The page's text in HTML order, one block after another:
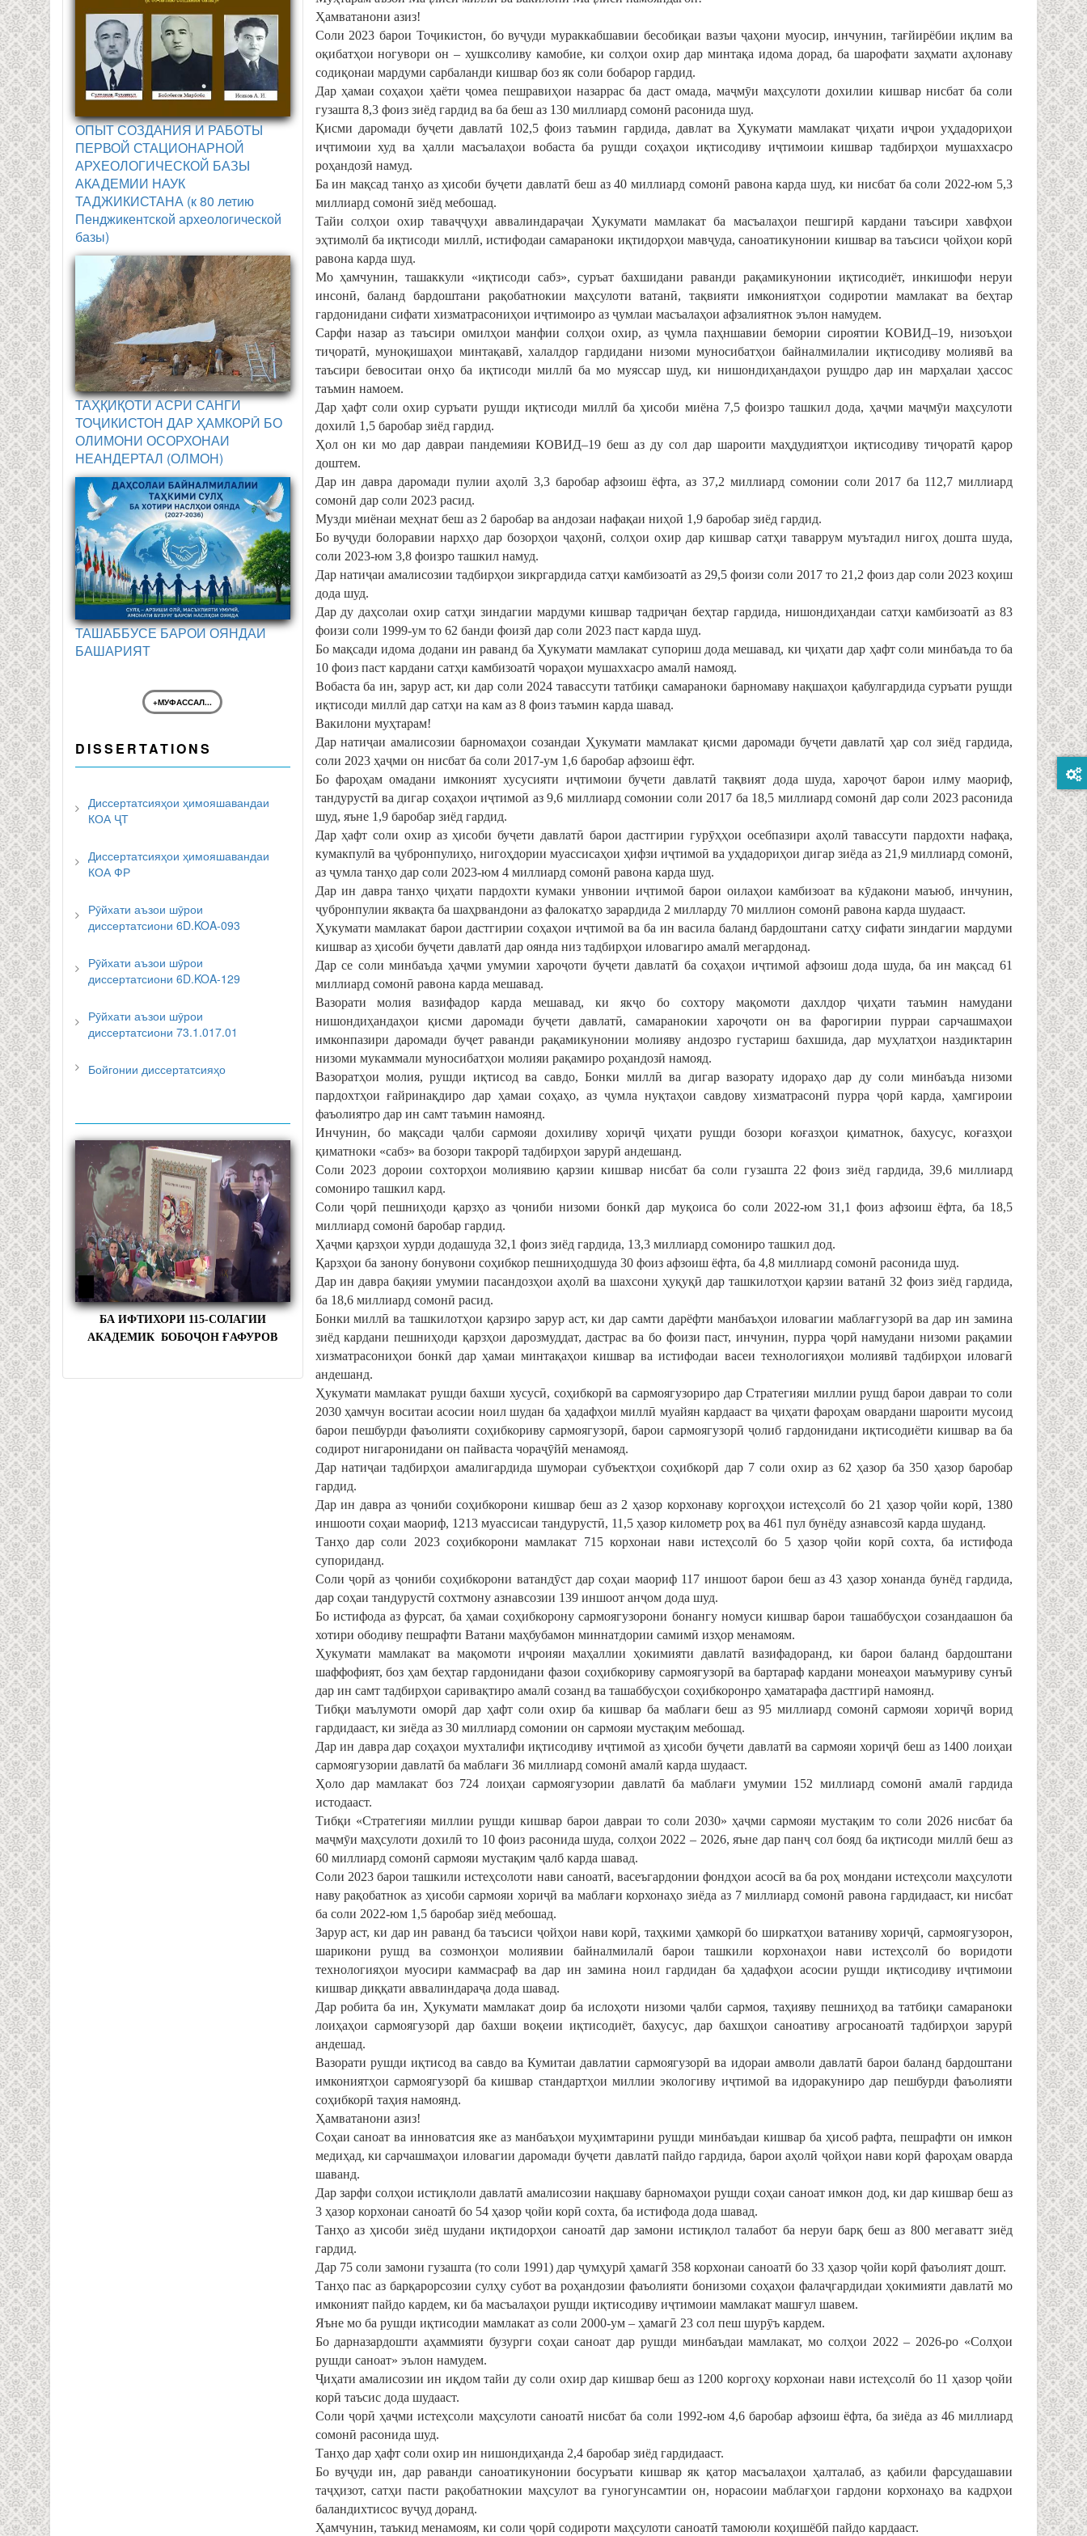
Ҳамватанони азиз!
Соли 2023 барои Тоҷикистон, бо вуҷуди мураккабшавии бесобиқаи вазъи ҷаҳони муосир, инчунин, тағйирёбии иқлим ва
оқибатҳои ногувори он – хушксоливу камобие, ки солҳои охир дар минтақа идома дорад, ба шарофати заҳмати аҳлонаву
содиқонаи мардуми сарбаланди кишвар боз як соли бобарор гардид.
Дар ҳамаи соҳаҳои ҳаёти ҷомеа пешравиҳои назаррас ба даст омада, маҷмӯи маҳсулоти дохилии кишвар нисбат ба соли
гузашта 8,3 фоиз зиёд гардид ва ба беш аз 130 миллиард сомонӣ расонида шуд.
Қисми даромади буҷети давлатӣ 102,5 фоиз таъмин гардида, давлат ва Ҳукумати мамлакат ҷиҳати иҷрои уҳдадориҳои
иҷтимоии худ ва ҳалли масъалаҳои вобаста ба рушди соҳаҳои иқтисодиву иҷтимоии кишвар тадбирҳои мушаххасро
роҳандозӣ намуд.
Ба ин мақсад танҳо аз ҳисоби буҷети давлатӣ беш аз 40 миллиард сомонӣ равона карда шуд, ки нисбат ба соли 2022-юм 5,3
миллиард сомонӣ зиёд мебошад.
Тайи солҳои охир таваҷҷуҳи аввалиндараҷаи Ҳукумати мамлакат ба масъалаҳои пешгирӣ кардани таъсири хавфҳои
эҳтимолӣ ба иқтисоди миллӣ, истифодаи самараноки иқтидорҳои мавҷуда, саноатикунонии кишвар ва таъсиси ҷойҳои корӣ
равона карда шуд.
Мо ҳамчунин, ташаккули «иқтисоди сабз», суръат бахшидани раванди рақамикунонии иқтисодиёт, инкишофи неруи
инсонӣ, баланд бардоштани рақобатнокии маҳсулоти ватанӣ, тақвияти имкониятҳои содиротии мамлакат ва беҳтар
гардонидани сифати хизматрасониҳои иҷтимоиро аз ҷумлаи масъалаҳои афзалиятнок эълон намудем.
Сарфи назар аз таъсири омилҳои манфии солҳои охир, аз ҷумла паҳншавии бемории сироятии КОВИД–19, низоъҳои
тиҷоратӣ, муноқишаҳои минтақавӣ, халалдор гардидани низоми муносибатҳои байналмилалии иқтисодиву молиявӣ ва
таъсири бевоситаи онҳо ба иқтисоди миллӣ ба мо муяссар шуд, ки нишондиҳандаҳои рушдро дар ин марҳалаи ҳассос
таъмин намоем.
Дар ҳафт соли охир суръати рушди иқтисоди миллӣ ба ҳисоби миёна 7,5 фоизро ташкил дода, ҳаҷми маҷмӯи маҳсулоти
дохилӣ 1,5 баробар зиёд гардид.
Ҳол он ки мо дар давраи пандемияи КОВИД–19 беш аз ду сол дар шароити маҳдудиятҳои иқтисодиву тиҷоратӣ қарор
доштем.
Дар ин давра даромади пулии аҳолӣ 3,3 баробар афзоиш ёфта, аз 37,2 миллиард сомонии соли 2017 ба 112,7 миллиард
сомонӣ дар соли 2023 расид.
Музди миёнаи меҳнат беш аз 2 баробар ва андозаи нафақаи ниҳоӣ 1,9 баробар зиёд гардид.
Бо вуҷуди болоравии нархҳо дар бозорҳои ҷаҳонӣ, солҳои охир дар кишвар сатҳи таваррум муътадил нигоҳ дошта шуда,
соли 2023-юм 3,8 фоизро ташкил намуд.
Дар натиҷаи амалисозии тадбирҳои зикргардида сатҳи камбизоатӣ аз 29,5 фоизи соли 2017 то 21,2 фоиз дар соли 2023 коҳиш
дода шуд.
Дар ду даҳсолаи охир сатҳи зиндагии мардуми кишвар тадриҷан беҳтар гардида, нишондиҳандаи сатҳи камбизоатӣ аз 83
фоизи соли 1999-ум то 62 банди фоизӣ дар соли 2023 паст карда шуд.
Бо мақсади идома додани ин раванд ба Ҳукумати мамлакат супориш дода мешавад, ки ҷиҳати дар ҳафт соли минбаъда то ба
10 фоиз паст кардани сатҳи камбизоатӣ чораҳои мушаххасро амалӣ намояд.
Вобаста ба ин, зарур аст, ки дар соли 2024 тавассути татбиқи самараноки барномаву нақшаҳои қабулгардида суръати рушди
иқтисоди миллӣ дар сатҳи на кам аз 8 фоиз таъмин карда шавад.
Вакилони муҳтарам!
Дар натиҷаи амалисозии барномаҳои созандаи Ҳукумати мамлакат қисми даромади буҷети давлатӣ ҳар сол зиёд гардида,
соли 2023 ҳаҷми он нисбат ба соли 2017-ум 1,6 баробар афзоиш ёфт.
Бо фароҳам омадани имконият хусусияти иҷтимоии буҷети давлатӣ тақвият дода шуда, хароҷот барои илму маориф,
тандурустӣ ва дигар соҳаҳои иҷтимоӣ аз 9,6 миллиард сомонии соли 2017 ба 18,5 миллиард сомонӣ дар соли 2023 расонида
шуд, яъне 1,9 баробар зиёд гардид.
Дар ҳафт соли охир аз ҳисоби буҷети давлатӣ барои дастгирии гурӯҳҳои осебпазири аҳолӣ тавассути пардохти нафақа,
кумакпулӣ ва ҷубронпулиҳо, нигоҳдории муассисаҳои ҳифзи иҷтимоӣ ва уҳдадориҳои дигар зиёда аз 21,9 миллиард сомонӣ,
аз ҷумла танҳо дар соли 2023-юм 4 миллиард сомонӣ равона карда шуд.
Дар ин давра танҳо ҷиҳати пардохти кумаки унвонии иҷтимоӣ барои оилаҳои камбизоат ва кӯдакони маъюб, инчунин,
ҷубронпулии яквақта ба шаҳрвандони аз фалокатҳо зарардида 2 милларду 70 миллион сомонӣ равона карда шудааст.
Ҳукумати мамлакат барои дастгирии соҳаҳои иҷтимоӣ ва ба ин васила баланд бардоштани сатҳу сифати зиндагии мардуми
кишвар аз ҳисоби буҷети давлатӣ дар оянда низ тадбирҳои иловагиро амалӣ мегардонад.
Дар се соли минбаъда ҳаҷми умумии хароҷоти буҷети давлатӣ ба соҳаҳои иҷтимоӣ афзоиш дода шуда, ба ин мақсад 61
миллиард сомонӣ равона карда мешавад.
Вазорати молия вазифадор карда мешавад, ки якҷо бо сохтору мақомоти дахлдор ҷиҳати таъмин намудани
нишондиҳандаҳои қисми даромади буҷети давлатӣ, самаранокии хароҷоти он ва фарогирии пурраи сарчашмаҳои
имконпазири даромади буҷет раванди рақамикунонии молияву андозро густариш бахшида, дар муҳлатҳои наздиктарин
низоми мукаммали муносибатҳои молияи рақамиро роҳандозӣ намояд.
Вазоратҳои молия, рушди иқтисод ва савдо, Бонки миллӣ ва дигар вазорату идораҳо дар ду соли минбаъда низоми
пардохтҳои ғайринақдиро дар ҳамаи соҳаҳо, аз ҷумла нуқтаҳои савдову хизматрасонӣ пурра ҷорӣ карда, ҳамгироии
фаъолиятро дар ин самт таъмин намоянд.
Инчунин, бо мақсади ҷалби сармояи дохиливу хориҷӣ ҷиҳати рушди бозори коғазҳои қиматнок, бахусус, коғазҳои
қиматноки «сабз» ва бозори такрорӣ тадбирҳои зарурӣ андешанд.
Соли 2023 дороии сохторҳои молиявию қарзии кишвар нисбат ба соли гузашта 22 фоиз зиёд гардида, 39,6 миллиард
сомониро ташкил кард.
Соли ҷорӣ пешниҳоди қарзҳо аз ҷониби низоми бонкӣ дар муқоиса бо соли 2022-юм 31,1 фоиз афзоиш ёфта, ба 18,5
миллиард сомонӣ баробар гардид.
Ҳаҷми қарзҳои хурди додашуда 32,1 фоиз зиёд гардида, 13,3 миллиард сомониро ташкил дод.
Қарзҳои ба занону бонувони соҳибкор пешниҳодшуда 30 фоиз афзоиш ёфта, ба 4,8 миллиард сомонӣ расонида шуд.
Дар ин давра бақияи умумии пасандозҳои аҳолӣ ва шахсони ҳуқуқӣ дар ташкилотҳои қарзии ватанӣ 32 фоиз зиёд гардида,
ба 18,6 миллиард сомонӣ расид.
Бонки миллӣ ва ташкилотҳои қарзиро зарур аст, ки дар самти дарёфти манбаъҳои иловагии маблағгузорӣ ва дар ин замина
зиёд кардани пешниҳоди қарзҳои дарозмуддат, дастрас ва бо фоизи паст, инчунин, пурра ҷорӣ намудани низоми рақамии
хизматрасониҳои бонкӣ дар ҳамаи минтақаҳои кишвар ва истифодаи васеи технологияҳои молиявӣ тадбирҳои иловагӣ
андешанд.
Ҳукумати мамлакат рушди бахши хусусӣ, соҳибкорӣ ва сармоягузориро дар Стратегияи миллии рушд барои давраи то соли
2030 ҳамчун воситаи асосии ноил шудан ба ҳадафҳои миллӣ муайян кардааст ва ҷиҳати фароҳам овардани шароити мусоид
барои пешбурди фаъолияти соҳибкориву сармоягузорӣ, барои сармоягузорӣ ҷолиб гардонидани иқтисодиёти кишвар ва ба
содирот нигаронидани он пайваста чораҷӯйӣ менамояд.
Дар натиҷаи тадбирҳои амалигардида шумораи субъектҳои соҳибкорӣ дар 7 соли охир аз 62 ҳазор ба 350 ҳазор баробар
гардид.
Дар ин давра аз ҷониби соҳибкорони кишвар беш аз 2 ҳазор корхонаву коргоҳҳои истеҳсолӣ бо 21 ҳазор ҷойи корӣ, 1380
иншооти соҳаи маориф, 1213 муассисаи тандурустӣ, 11,5 ҳазор километр роҳ ва 461 пул бунёду азнавсозӣ карда шуданд.
Танҳо дар соли 2023 соҳибкорони мамлакат 715 корхонаи нави истеҳсолӣ бо 5 ҳазор ҷойи корӣ сохта, ба истифода
супориданд.
Соли ҷорӣ аз ҷониби соҳибкорони ватандӯст дар соҳаи маориф 117 иншоот барои беш аз 43 ҳазор хонанда бунёд гардида,
дар соҳаи тандурустӣ сохтмону азнавсозии 139 иншоот анҷом дода шуд.
Бо истифода аз фурсат, ба ҳамаи соҳибкорону сармоягузорони бонангу номуси кишвар барои ташаббусҳои созандаашон ба
хотири ободиву пешрафти Ватани маҳбубамон миннатдории самимӣ изҳор менамоям.
Ҳукумати мамлакат ва мақомоти иҷроияи маҳаллии ҳокимияти давлатӣ вазифадоранд, ки барои баланд бардоштани
шаффофият, боз ҳам беҳтар гардонидани фазои соҳибкориву сармоягузорӣ ва бартараф кардани монеаҳои маъмуриву сунъӣ
дар ин самт тадбирҳои саривақтиро амалӣ созанд ва ташаббусҳои соҳибкоронро ҳаматарафа дастгирӣ намоянд.
Тибқи маълумоти оморӣ дар ҳафт соли охир ба кишвар ба маблағи беш аз 95 миллиард сомонӣ сармояи хориҷӣ ворид
гардидааст, ки зиёда аз 30 миллиард сомонии он сармояи мустақим мебошад.
Дар ин давра дар соҳаҳои мухталифи иқтисодиву иҷтимоӣ аз ҳисоби буҷети давлатӣ ва сармояи хориҷӣ беш аз 1400 лоиҳаи
сармоягузории давлатӣ ба маблағи 36 миллиард сомонӣ амалӣ карда шудааст.
Ҳоло дар мамлакат боз 724 лоиҳаи сармоягузории давлатӣ ба маблағи умумии 152 миллиард сомонӣ амалӣ гардида
истодааст.
Тибқи «Стратегияи миллии рушди кишвар барои давраи то соли 2030» ҳаҷми сармояи мустақим то соли 2026 нисбат ба
маҷмӯи маҳсулоти дохилӣ то 10 фоиз расонида шуда, солҳои 2022 – 2026, яъне дар панҷ сол бояд ба иқтисоди миллӣ беш аз
60 миллиард сомонӣ сармояи мустақим ҷалб карда шавад.
Соли 2023 барои ташкили истеҳсолоти нави саноатӣ, васеъгардонии фондҳои асосӣ ва ба роҳ мондани истеҳсоли маҳсулоти
наву рақобатнок аз ҳисоби сармояи хориҷӣ ва маблағи корхонаҳо зиёда аз 7 миллиард сомонӣ равона гардидааст, ки нисбат
ба соли 2022-юм 1,5 баробар зиёд мебошад.
Зарур аст, ки дар ин раванд ба таъсиси ҷойҳои нави корӣ, таҳкими ҳамкорӣ бо ширкатҳои ватаниву хориҷӣ, сармоягузорон,
шарикони рушд ва созмонҳои молиявии байналмилалӣ барои ташкили корхонаҳои нави истеҳсолӣ бо воридоти
технологияҳои муосири каммасраф ва дар ин замина ноил гардидан ба ҳадафҳои асосии рушди иқтисодиву иҷтимоии
кишвар диққати аввалиндараҷа дода шавад.
Дар робита ба ин, Ҳукумати мамлакат доир ба ислоҳоти низоми ҷалби сармоя, таҳияву пешниҳод ва татбиқи самараноки
лоиҳаҳои сармоягузорӣ дар бахши воқеии иқтисодиёт, бахусус, дар бахшҳои саноативу агросаноатӣ тадбирҳои зарурӣ
андешад.
Вазорати рушди иқтисод ва савдо ва Кумитаи давлатии сармоягузорӣ ва идораи амволи давлатӣ барои баланд бардоштани
имкониятҳои сармоягузорӣ ба кишвар стандартҳои миллии экологиву иҷтимоӣ ва идоракуниро дар пешбурди фаъолияти
соҳибкорӣ таҳия намоянд.
Ҳамватанони азиз!
Соҳаи саноат ва инноватсия яке аз манбаъҳои муҳимтарини рушди минбаъдаи кишвар ба ҳисоб рафта, пешрафти он имкон
медиҳад, ки сарчашмаҳои иловагии даромади буҷети давлатӣ пайдо гардида, барои аҳолӣ ҷойҳои нави корӣ фароҳам оварда
шаванд.
Дар зарфи солҳои истиқлоли давлатӣ амалисозии нақшаву барномаҳои рушди соҳаи саноат имкон дод, ки дар кишвар беш аз
3 ҳазор корхонаи саноатӣ бо 54 ҳазор ҷойи корӣ сохта, ба истифода дода шавад.
Танҳо аз ҳисоби зиёд шудани иқтидорҳои саноатӣ дар замони истиқлол талабот ба неруи барқ беш аз 800 мегаватт зиёд
гардид.
Дар 75 соли замони гузашта (то соли 1991) дар ҷумҳурӣ ҳамагӣ 358 корхонаи саноатӣ бо 33 ҳазор ҷойи корӣ фаъолият дошт.
Танҳо пас аз барқарорсозии сулҳу субот ва роҳандозии фаъолияти бонизоми соҳаҳои фалаҷгардидаи ҳокимияти давлатӣ мо
имконият пайдо кардем, ки ба масъалаҳои рушди иқтисодиву иҷтимоии мамлакат машғул шавем.
Яъне мо ба рушди иқтисодии мамлакат аз соли 2000-ум – ҳамагӣ 23 сол пеш шурӯъ кардем.
Бо дарназардошти аҳаммияти бузурги соҳаи саноат дар рушди минбаъдаи мамлакат, мо солҳои 2022 – 2026-ро «Солҳои
рушди саноат» эълон намудем.
Ҷиҳати амалисозии ин иқдом тайи ду соли охир дар кишвар беш аз 1200 коргоҳу корхонаи нави истеҳсолӣ бо 11 ҳазор ҷойи
корӣ таъсис дода шудааст.
Соли ҷорӣ ҳаҷми истеҳсоли маҳсулоти саноатӣ нисбат ба соли 1992-юм 4,6 баробар афзоиш ёфта, ба зиёда аз 46 миллиард
сомонӣ расонида шуд.
Танҳо дар ҳафт соли охир ин нишондиҳанда 2,4 баробар зиёд гардидааст.
Бо вуҷуди ин, дар раванди саноатикунонии босуръати кишвар як қатор масъалаҳои ҳалталаб, аз қабили фарсудашавии
таҷҳизот, сатҳи пасти рақобатнокии маҳсулот ва гуногунсамтии он, норасоии маблағҳои гардони корхонаҳо ва кадрҳои
баландихтисос вуҷуд доранд.
Ҳамчунин, таъкид менамоям, ки соли ҷорӣ содироти маҳсулоти саноатӣ тамоюли коҳишёбӣ пайдо кардааст.
ОПЫТ СОЗДАНИЯ И РАБОТЫ
ПЕРВОЙ СТАЦИОНАРНОЙ
АРХЕОЛОГИЧЕСКОЙ БАЗЫ
АКАДЕМИИ НАУК
ТАДЖИКИСТАНА (к 80 летию
Пенджикентской археологической
базы)
ТАҲҚИҚОТИ АСРИ САНГИ
ТОҶИКИСТОН ДАР ҲАМКОРӢ БО
ОЛИМОНИ ОСОРХОНАИ
НЕАНДЕРТАЛ (ОЛМОН)
ТАШАББУСЕ БАРОИ ОЯНДАИ
БАШАРИЯТ
+МУФАССАЛ...
DISSERTATIONS
Диссертатсияҳои ҳимояшавандаи
КОА ҶТ
Диссертатсияҳои ҳимояшавандаи
КОА ФР
Рӯйхати аъзои шӯрои
диссертатсиони 6D.KOA-093
Рӯйхати аъзои шӯрои
диссертатсиони 6D.KOA-129
Рӯйхати аъзои шӯрои
диссертатсиони 73.1.017.01
Бойгонии диссертатсияҳо
БА ИФТИХОРИ 115-СОЛАГИИ
АКАДЕМИК БОБОҶОН ҒАФУРОВ